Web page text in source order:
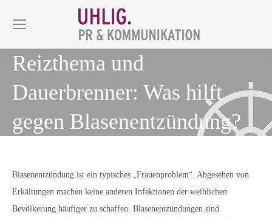
Reizthema und
Dauerbrenner: Was hilft
gegen Blasenentzündung?
Blasenentzündung ist ein typisches „Frauenproblem“. Abgesehen von
Erkältungen machen keine anderen Infektionen der weiblichen
Bevölkerung häufiger zu schaffen. Blasenentzündungen sind